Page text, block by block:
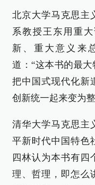
北京大学马克思主
系教授王东用重
新、重大意义来
道：“这本书的最
把中国式现代化新
创新统一起来变为
清华大学马克思主
平新时代中国特色
四林认为本书有四
理、哲理，即怎么